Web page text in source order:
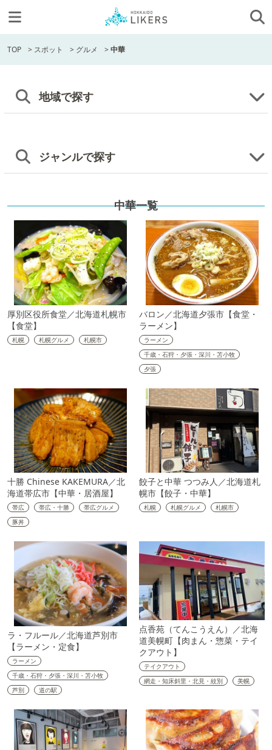
TOP > スポット > グルメ >中華
地域で探す
ジャンルで探す
中華一覧
厚別区役所食堂／北海道札幌市
【食堂】
札幌 札幌グルメ 札幌市
バロン／北海道夕張市【食堂・
ラーメン】
ラーメン
千歳・石狩・夕張・深川・苫小牧
夕張
十勝 Chinese KAKEMURA／北
海道帯広市【中華・居酒屋】
帯広 帯広・十勝
帯広グルメ
豚丼
餃子と中華 つつみ人／北海道札
幌市【餃子・中華】
札幌 札幌グルメ 札幌市
ラ・フルール／北海道芦別市
【ラーメン・定食】
ラーメン
千歳・石狩・夕張・深川・苫小牧
芦別
道の駅
点香苑（てんこうえん）／北海
道美幌町【肉まん・惣菜・テイ
クアウト】
テイクアウト
網走・知床斜里・北見・紋別
美幌